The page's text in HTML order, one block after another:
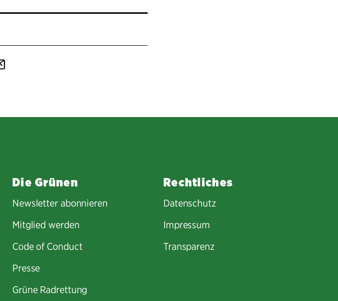
Per
Die Grünen
Newsletter abonnieren
Mitglied werden
Code of Conduct
Presse
Grüne Radrettung
Rechtliches
Datenschutz
Impressum
Transparenz